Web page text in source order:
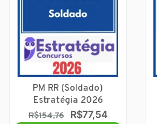
PM RR (Soldado)
Estratégia 2026
R$154,76 R$77,54